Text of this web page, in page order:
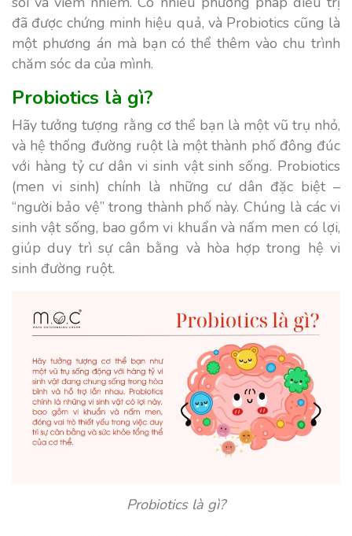
đã được chứng minh hiệu quả, và Probiotics cũng là
một phương án mà bạn có thể thêm vào chu trình
chăm sóc da của mình.
Probiotics là gì?
Hãy tưởng tượng rằng cơ thể bạn là một vũ trụ nhỏ,
và hệ thống đường ruột là một thành phố đông đúc
với hàng tỷ cư dân vi sinh vật sinh sống. Probiotics
(men vi sinh) chính là những cư dân đặc biệt –
“người bảo vệ” trong thành phố này. Chúng là các vi
sinh vật sống, bao gồm vi khuẩn và nấm men có lợi,
giúp duy trì sự cân bằng và hòa hợp trong hệ vi
sinh đường ruột.
Probiotics là gì?